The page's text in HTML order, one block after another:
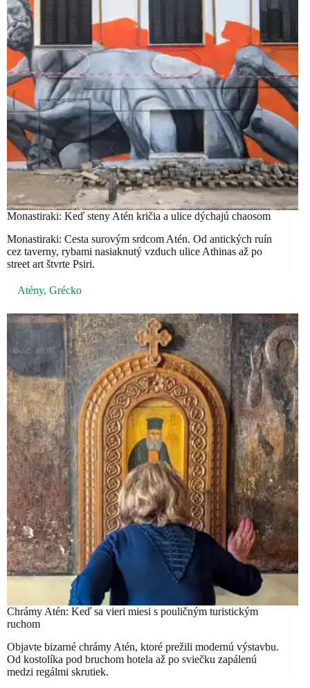
Monastiraki: Keď steny Atén kričia a ulice dýchajú chaosom
Monastiraki: Cesta surovým srdcom Atén. Od antických ruín
cez taverny, rybami nasiaknutý vzduch ulice Athinas až po
street art štvrte Psiri.
Atény, Grécko
Chrámy Atén: Keď sa vieri miesi s pouličným turistickým
ruchom
Objavte bizarné chrámy Atén, ktoré prežili modernú výstavbu.
Od kostolíka pod bruchom hotela až po sviečku zapálenú
medzi regálmi skrutiek.